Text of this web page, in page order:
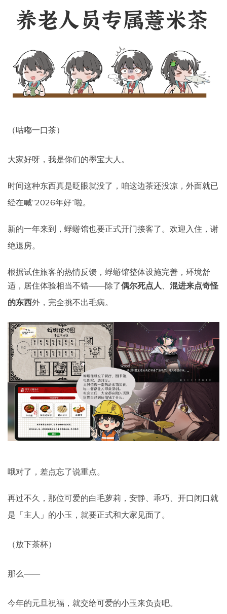
（咕嘟一口茶）
大家好呀，我是你们的墨宝大人。
时间这种东西真是眨眼就没了，咱这边茶还没凉，外面就已
经在喊“2026年好”啦。
新的一年来到，蜉蝣馆也要正式开门接客了。欢迎入住，谢
绝退房。
根据试住旅客的热情反馈，蜉蝣馆整体设施完善，环境舒
适，居住体验相当不错——除了偶尔死点人、 混进来点奇怪
的东西外，完全挑不出毛病。
哦对了，差点忘了说重点。
再过不久，那位可爱的白毛萝莉，安静、乖巧、开口闭口就
是「主人」的小玉，就要正式和大家见面了。
（放下茶杯）
那么——
今年的元旦祝福，就交给可爱的小玉来负责吧。